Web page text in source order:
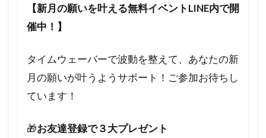
【新月の願いを叶える無料イベントLINE内で開
催中！】
タイムウェーバーで波動を整えて、あなたの新
月の願いが叶うようサポート！ご参加お待ちし
ています！
🎁お友達登録で３大プレゼント